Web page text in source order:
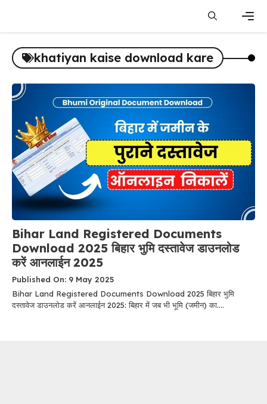
content
khatiyan kaise download kare
Bihar Land Registered Documents
Download 2025 बिहार भुमि दस्तावेज डाउनलोड
करें आनलाईन 2025
Published On: 9 May 2025
Bihar Land Registered Documents Download 2025 बिहार भुमि
दस्तावेज डाउनलोड करें आनलाईन 2025: बिहार में जब भी भूमि (जमीन) का....